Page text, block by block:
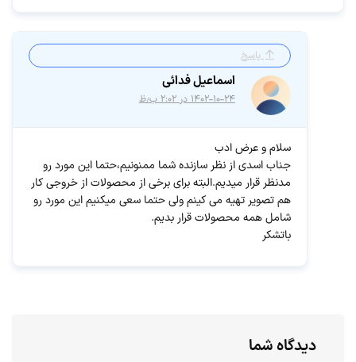
پاسخ
اسماعیل فدائی
۱۴۰۲-۱۰-۲۴ در ۲:۰۲ ب٫ظ
سلام و عرض ادب
جناب اسدی از نظر سازنده شما ممنونیم،حتما این مورد رو
مدنظر قرار میدیم.البته برای برخی از محصولات از خروجی کار
هم تصویر تهیه می کینم ولی حتما سعی میکنیم این مورد رو
شامل همه محصولات قرار بدیم.
باتشکر
دیدگاه شما